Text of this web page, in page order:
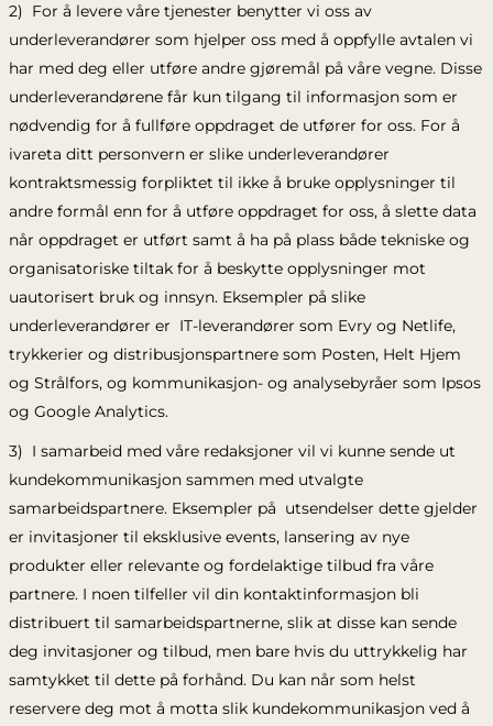
2) For å levere våre tjenester benytter vi oss av
underleverandører som hjelper oss med å oppfylle avtalen vi
har med deg eller utføre andre gjøremål på våre vegne. Disse
underleverandørene får kun tilgang til informasjon som er
nødvendig for å fullføre oppdraget de utfører for oss. For å
ivareta ditt personvern er slike underleverandører
kontraktsmessig forpliktet til ikke å bruke opplysninger til
andre formål enn for å utføre oppdraget for oss, å slette data
når oppdraget er utført samt å ha på plass både tekniske og
organisatoriske tiltak for å beskytte opplysninger mot
uautorisert bruk og innsyn. Eksempler på slike
underleverandører er IT-leverandører som Evry og Netlife,
trykkerier og distribusjonspartnere som Posten, Helt Hjem
og Strålfors, og kommunikasjon- og analysebyråer som Ipsos
og Google Analytics.
3) I samarbeid med våre redaksjoner vil vi kunne sende ut
kundekommunikasjon sammen med utvalgte
samarbeidspartnere. Eksempler på utsendelser dette gjelder
er invitasjoner til eksklusive events, lansering av nye
produkter eller relevante og fordelaktige tilbud fra våre
partnere. I noen tilfeller vil din kontaktinformasjon bli
distribuert til samarbeidspartnerne, slik at disse kan sende
deg invitasjoner og tilbud, men bare hvis du uttrykkelig har
samtykket til dette på forhånd. Du kan når som helst
reservere deg mot å motta slik kundekommunikasjon ved å